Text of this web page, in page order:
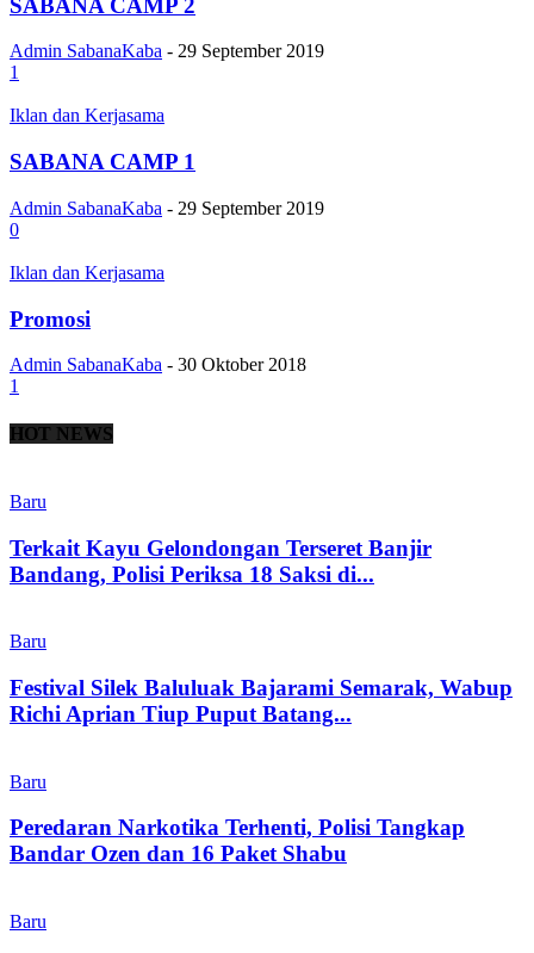
Admin SabanaKaba - 29 September 2019
1
Iklan dan Kerjasama
SABANA CAMP 1
Admin SabanaKaba - 29 September 2019
0
Iklan dan Kerjasama
Promosi
Admin SabanaKaba - 30 Oktober 2018
1
HOT NEWS
Baru
Terkait Kayu Gelondongan Terseret Banjir
Bandang, Polisi Periksa 18 Saksi di...
Baru
Festival Silek Baluluak Bajarami Semarak, Wabup
Richi Aprian Tiup Puput Batang...
Baru
Peredaran Narkotika Terhenti, Polisi Tangkap
Bandar Ozen dan 16 Paket Shabu
Baru